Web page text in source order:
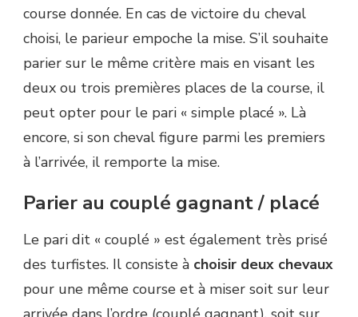
course donnée. En cas de victoire du cheval
choisi, le parieur empoche la mise. S’il souhaite
parier sur le même critère mais en visant les
deux ou trois premières places de la course, il
peut opter pour le pari « simple placé ». Là
encore, si son cheval figure parmi les premiers
à l’arrivée, il remporte la mise.
Parier au couplé gagnant / placé
Le pari dit « couplé » est également très prisé
des turfistes. Il consiste à choisir deux chevaux
pour une même course et à miser soit sur leur